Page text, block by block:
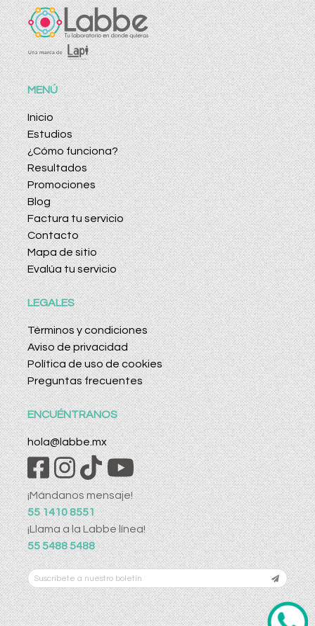
MENÚ
Inicio
Estudios
¿Cómo funciona?
Resultados
Promociones
Blog
Factura tu servicio
Contacto
Mapa de sitio
Evalúa tu servicio
LEGALES
Términos y condiciones
Aviso de privacidad
Política de uso de cookies
Preguntas frecuentes
ENCUÉNTRANOS
hola@labbe.mx
¡Mándanos mensaje!
55 1410 8551
¡Llama a la Labbe línea!
55 5488 5488